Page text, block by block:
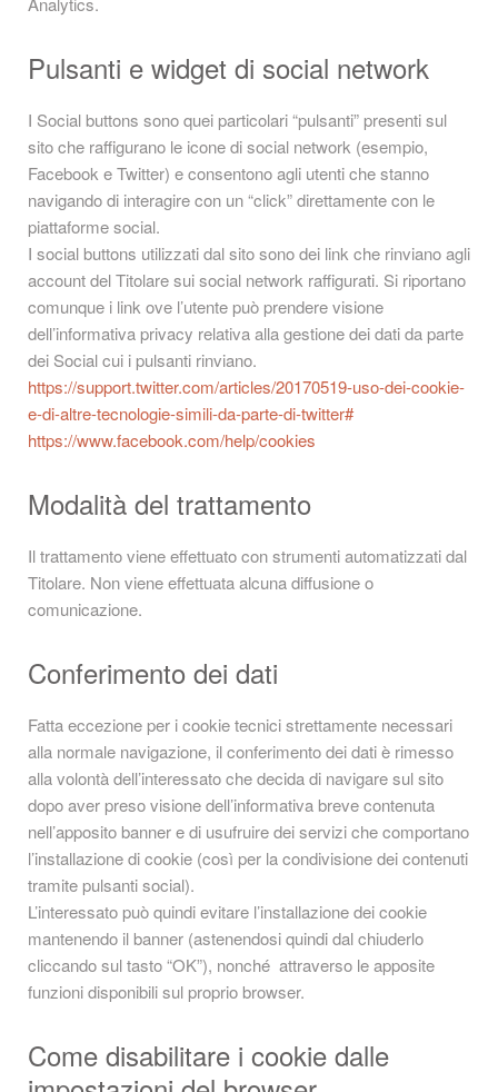
Pulsanti e widget di social network
I Social buttons sono quei particolari “pulsanti” presenti sul
sito che raffigurano le icone di social network (esempio,
Facebook e Twitter) e consentono agli utenti che stanno
navigando di interagire con un “click” direttamente con le
piattaforme social.
I social buttons utilizzati dal sito sono dei link che rinviano agli
account del Titolare sui social network raffigurati. Si riportano
comunque i link ove l’utente può prendere visione
dell’informativa privacy relativa alla gestione dei dati da parte
dei Social cui i pulsanti rinviano.
https://support.twitter.com/articles/20170519-uso-dei-cookie-
e-di-altre-tecnologie-simili-da-parte-di-twitter#
https://www.facebook.com/help/cookies
Modalità del trattamento
Il trattamento viene effettuato con strumenti automatizzati dal
Titolare. Non viene effettuata alcuna diffusione o
comunicazione.
Conferimento dei dati
Fatta eccezione per i cookie tecnici strettamente necessari
alla normale navigazione, il conferimento dei dati è rimesso
alla volontà dell’interessato che decida di navigare sul sito
dopo aver preso visione dell’informativa breve contenuta
nell’apposito banner e di usufruire dei servizi che comportano
l’installazione di cookie (così per la condivisione dei contenuti
tramite pulsanti social).
L’interessato può quindi evitare l’installazione dei cookie
mantenendo il banner (astenendosi quindi dal chiuderlo
cliccando sul tasto “OK”), nonché attraverso le apposite
funzioni disponibili sul proprio browser.
Come disabilitare i cookie dalle